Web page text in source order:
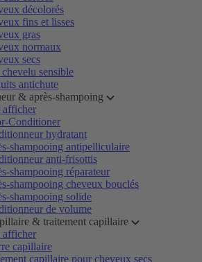
décolorés
fins et lisses
gras
normaux
secs
sensible
antichute
& après-shampoing
afficher
Conditioner
hydratant
shampooing antipelliculaire
anti-frisottis
shampooing réparateur
shampooing cheveux bouclés
shampooing solide
de volume
& traitement capillaire
afficher
capillaire
capillaire pour cheveux secs